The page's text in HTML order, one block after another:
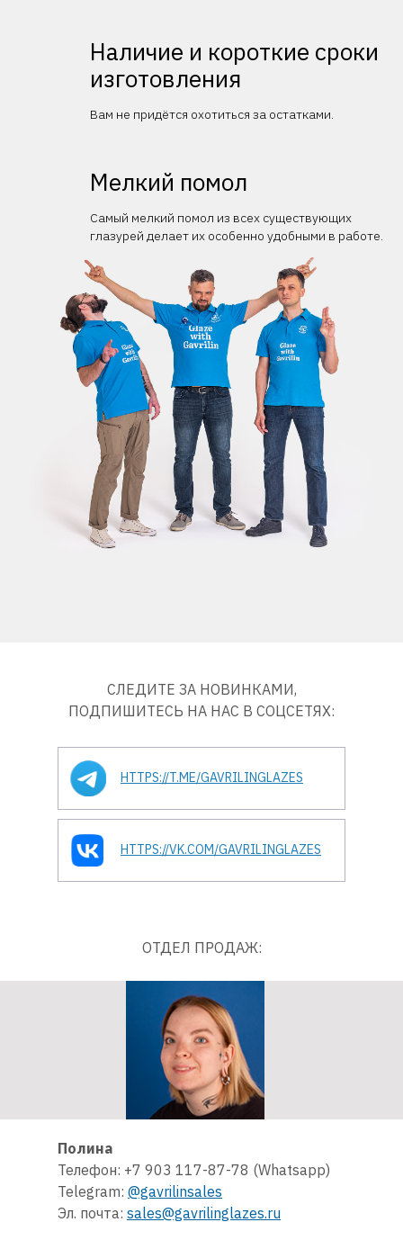
Наличие и короткие сроки
изготовления
Вам не придётся охотиться за остатками.
Мелкий помол
Самый мелкий помол из всех существующих
глазурей делает их особенно удобными в работе.
СЛЕДИТЕ ЗА НОВИНКАМИ,
ПОДПИШИТЕСЬ НА НАС В СОЦСЕТЯХ:
ОТДЕЛ ПРОДАЖ:
HTTPS://T.ME/GAVRILINGLAZES
HTTPS://VK.COM/GAVRILINGLAZES
Полина
Телефон: +7 903 117-87-78 (Whatsapp)
Telegram: @gavrilinsales
Эл. почта: sales@gavrilinglazes.ru